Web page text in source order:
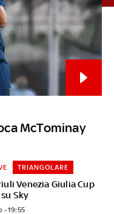
McTominay
Venezia Giulia Cup
su Sky
TRIANGOLARE
- 19:55